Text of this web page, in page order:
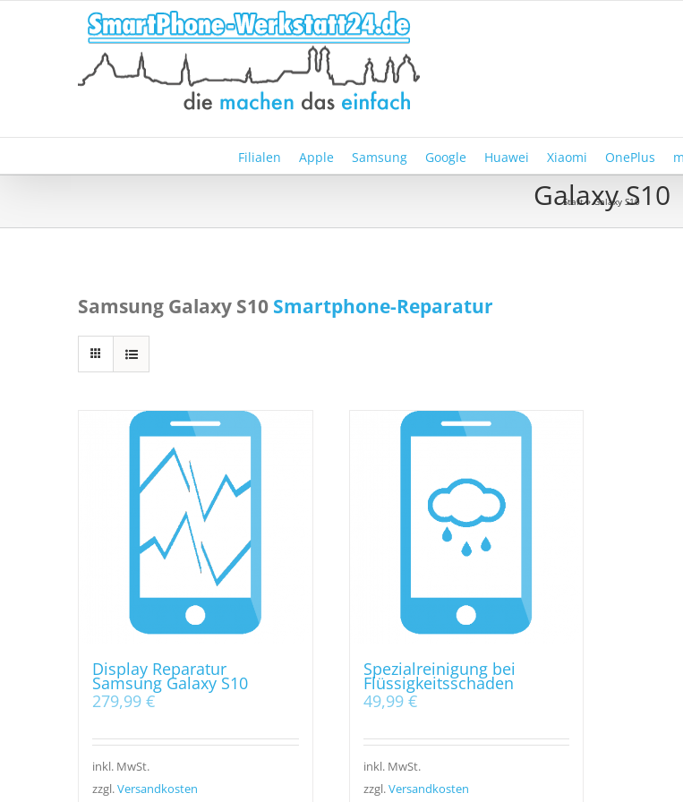
Filialen Apple Samsung Google Huawei Xiaomi OnePlus
Galaxy S10
Start»Galaxy S10
Samsung Galaxy S10 Smartphone-Reparatur
Display Reparatur
Samsung Galaxy S10
279,99 €
inkl. MwSt.
zzgl.Versandkosten
Spezialreinigung bei
Flüssigkeitsschaden
49,99 €
inkl. MwSt.
zzgl.Versandkosten